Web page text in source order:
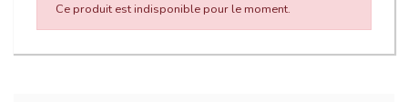
Ce produit est indisponible pour le moment.